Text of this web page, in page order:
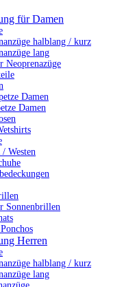
für Damen
halblang / kurz
lang
Neoprenazüge
Damen
Damen
Westen
Sonnenbrillen
Herren
halblang / kurz
lang